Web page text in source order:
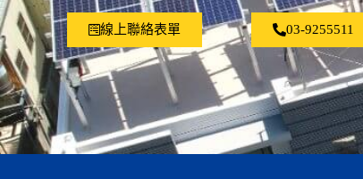
線上聯絡表單 03-9255511